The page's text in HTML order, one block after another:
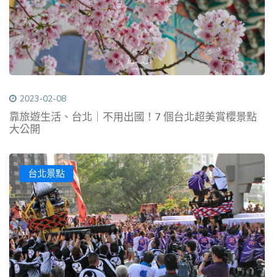
2023-02-08
靠旅遊生活、台北｜不用出國！7 個台北超美賞櫻景點
大公開
台北景點